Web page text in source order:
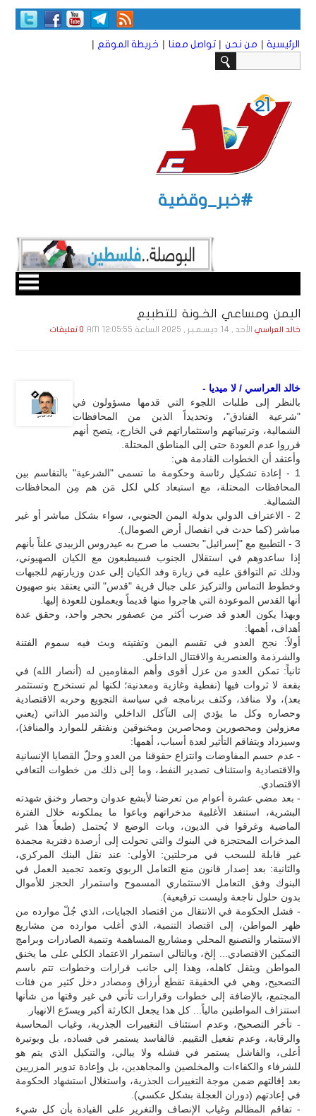
الرئيسية | من نحن | تواصل معنا | خريطة الموقع |
#خبر_وقضية
اليمن ومساعي الخـونة للتطبيع
خالد العراسي الأحد , 14 ديـسـمـبـر , 2025 الساعة 12:05:55 AM 0 تعليقات
خالد العراسي / لا ميديا -
بالنظر إلى طلبات اللجوء التي قدمها مسؤولون في
"شرعية الفنادق"، وتحديداً الذين من المحافظات
الشمالية، وترتيباتهم واستثماراتهم في الخارج، يتضح أنهم
قرروا عدم العودة حتى إلى المناطق المحتلة.
وأعتقد أن الخطوات القادمة هي:
1 - إعادة تشكيل رئاسة وحكومة ما تسمى "الشرعية" بالتقاسم بين
المحافظات المحتلة، مع استبعاد كلي لكل مَن هم مِن المحافظات
الشمالية.
2 - الاعتراف الدولي بدولة اليمن الجنوبي، سواء بشكل مباشر أو غير
مباشر (كما حدث في انفصال أرض الصومال).
3 - التطبيع مع "إسرائيل" بحسب ما صرح به عيدروس الزبيدي علناً بأنهم
إذا ساعدوهم في استقلال الجنوب فسيطبعون مع الكيان الصهيوني،
وذلك تم التوافق عليه في زيارة وفد الكيان إلى عدن وزيارتهم للجبهات
وخطوط التماس والتركيز على جبال قرية "قدس" التي يعتقد بنو صهيون
أنها القدس الموعودة التي هاجروا منها قديماً ويعملون للعودة إليها.
وبهذا يكون العدو قد ضرب أكثر من عصفور بحجر واحد، وحقق عدة
أهداف، أهمها:
أولاً: نجح العدو في تقسم اليمن وتفتيته وبث فيه سموم الفتنة
والشرذمة والعنصرية والاقتتال الداخلي.
ثانياً: تمكن العدو من عزل أقوى وأهم المقاومين له (أنصار الله) في
بقعة لا ثروات فيها (نفطية وغازية ومعدنية؛ لكنها لم تستخرج وتستثمر
بعد)، ولا منافذ، وكثف برنامجه في سياسة التجويع وحربه الاقتصادية
وحصاره وكل ما يؤدي إلى التآكل الداخلي والتدمير الذاتي (يعني
معزولين ومحصورين ومحاصرين ومخنوقين ونفتقر للموارد والمنافذ)،
وسيزداد ويتفاقم التأثير لعدة أسباب، أهمها:
- عدم حسم المفاوضات وانتزاع حقوقنا من العدو وحلّ القضايا الإنسانية
والاقتصادية واستئناف تصدير النفط، وما إلى ذلك من خطوات التعافي
الاقتصادي.
- بعد مضي عشرة أعوام من تعرضنا لأبشع عدوان وحصار وخنق شهدته
البشرية، استنفد الأغلبية مدخراتهم وباعوا ما يملكونه خلال الفترة
الماضية وغرقوا في الديون، وبات الوضع لا يُحتمل (طبعاً هذا غير
المدخرات المحتجزة في البنوك والتي تحولت إلى أرصدة دفترية مجمدة
غير قابلة للسحب في مرحلتين: الأولى: عند نقل البنك المركزي،
والثانية: بعد إصدار قانون منع التعامل الربوي وتعمد تجميد العمل في
البنوك وفق التعامل الاستثماري المسموح واستمرار الحجز للأموال
بدون حلول ناجعة وليست ترقيعية).
- فشل الحكومة في الانتقال من اقتصاد الجبايات، الذي جُلّ موارده من
ظهر المواطن، إلى اقتصاد التنمية، الذي أغلب موارده من مشاريع
الاستثمار والتصنيع المحلي ومشاريع المساهمة وتنمية الصادرات وبرامج
التمكين الاقتصادي... إلخ، وبالتالي استمرار الاعتماد الكلي على ما يخنق
المواطن ويثقل كاهله، وهذا إلى جانب قرارات وخطوات تتم باسم
التصحيح، وهي في الحقيقة تقطع أرزاق ومصادر دخل كثير من فئات
المجتمع، بالإضافة إلى خطوات وقرارات تأتي في غير وقتها من شأنها
استنزاف المواطنين مالياً... كل هذا يجعل الكارثة أكبر ويسرّع الانهيار.
- تأخر التصحيح، وعدم استئناف التغييرات الجذرية، وغياب المحاسبة
والرقابة، وعدم تفعيل التقييم. فالفاسد يستمر في فساده، بل وبوتيرة
أعلى، والفاشل يستمر في فشله ولا يبالي، والتنكيل الذي يتم هو
للشرفاء والكفاءات والمخلصين والمجاهدين، بل وإعادة تدوير المزريين
بعد إقالتهم ضمن موجة التغييرات الجذرية، واستغلال استشهاد الحكومة
في إعادتهم (دوران العجلة بشكل عكسي).
- تفاقم المظالم وغياب الإنصاف والتغرير على القيادة بأن كل شيء